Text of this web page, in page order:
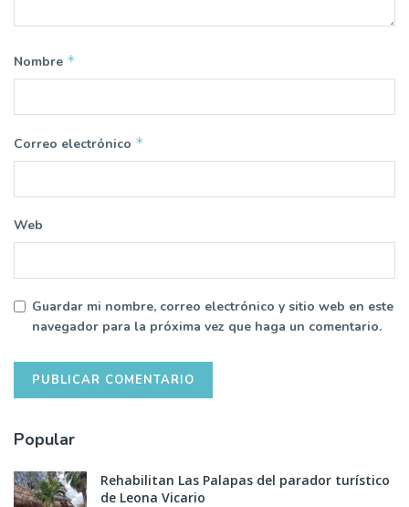
Nombre *
Correo electrónico *
Web
Guardar mi nombre, correo electrónico y sitio web en este
navegador para la próxima vez que haga un comentario.
Popular
Rehabilitan Las Palapas del parador turístico
de Leona Vicario